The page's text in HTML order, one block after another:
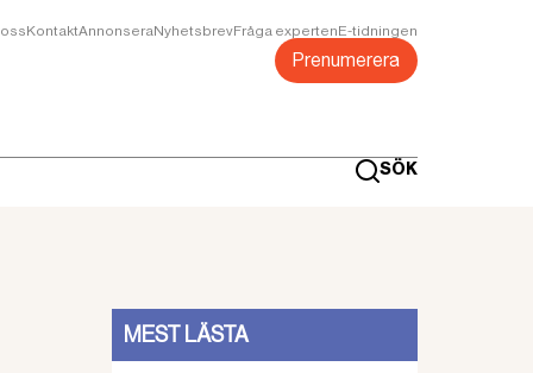
KontaktAnnonseraNyhetsbrevFråga expertenE-tidningen
Prenumerera
SÖK
MEST LÄSTA